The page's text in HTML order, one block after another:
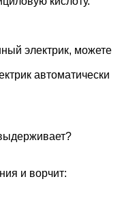
электрик, можете
автоматически
и ворчит: